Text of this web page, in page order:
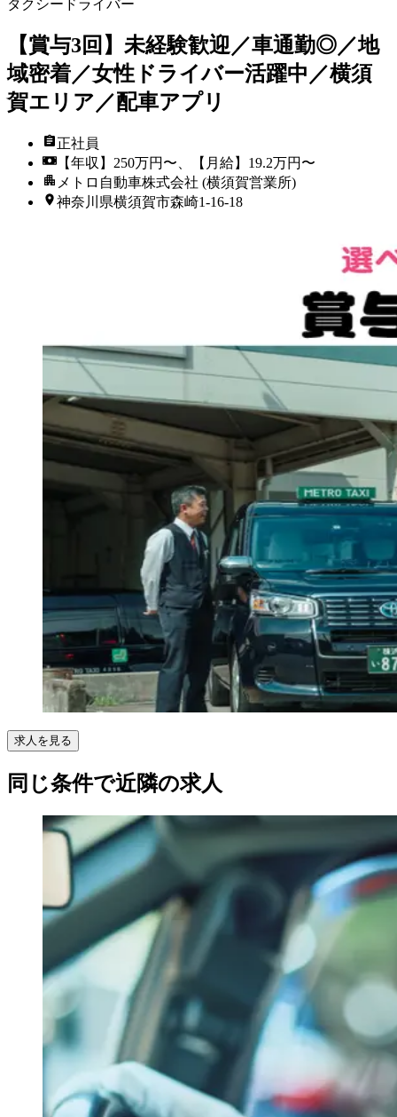
タクシードライバー
【賞与3回】未経験歓迎／車通勤◎／地
域密着／女性ドライバー活躍中／横須
賀エリア／配車アプリ
正社員
【年収】250万円〜、【月給】19.2万円〜
メトロ自動車株式会社 (横須賀営業所)
神奈川県横須賀市森崎1-16-18
求人を見る
同じ条件で近隣の求人